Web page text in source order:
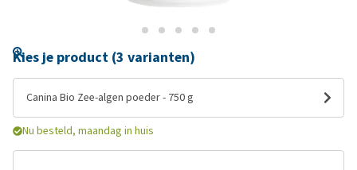
Kies je product (3 varianten)
Canina Bio Zee-algen poeder - 750 g
Nu besteld, maandag in huis